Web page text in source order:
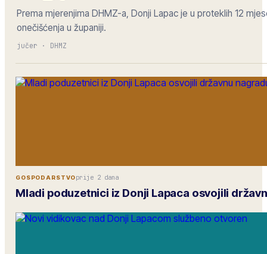
Prema mjerenjima DHMZ-a, Donji Lapac je u proteklih 12
onečišćenja u županiji.
jučer · DHMZ
GOSPODARSTVOprije 2 dana
Mladi poduzetnici iz Donji Lapaca osvojili